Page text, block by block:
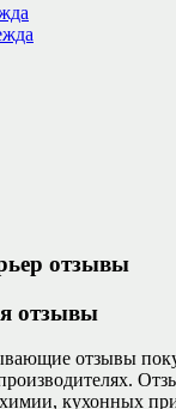
отзывы
отзывы
отзывы
кухонных